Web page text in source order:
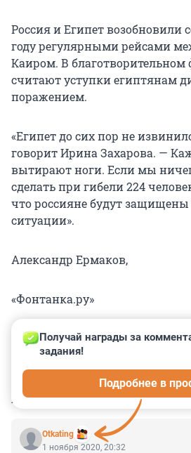
Россия и Египет возобновили
году регулярными рейсами
Каиром. В благотворительном
считают уступки египтянам
поражением.
«Египет до сих пор не
говорит Ирина Захарова. —
вытирают ноги. Если мы
сделать при гибели 224
что россияне будут
ситуации».
Александр Ермаков,
«Фонтанка.ру»
КОММЕНТАРИИ 51
Otkating
Получай награды за
задания!
Подробнее в
1 ноября 2020, 20:32